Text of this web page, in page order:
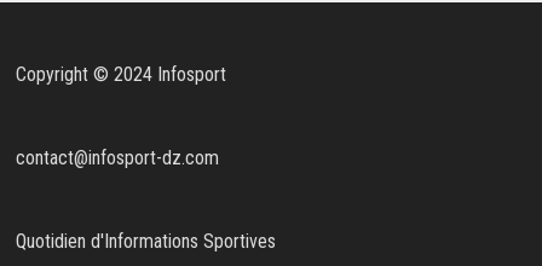
Copyright © 2024 Infosport
contact@infosport-dz.com
Quotidien d'Informations Sportives